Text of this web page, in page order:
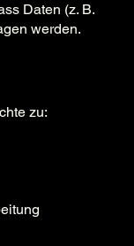
Daten (z. B.
werden.
zu: